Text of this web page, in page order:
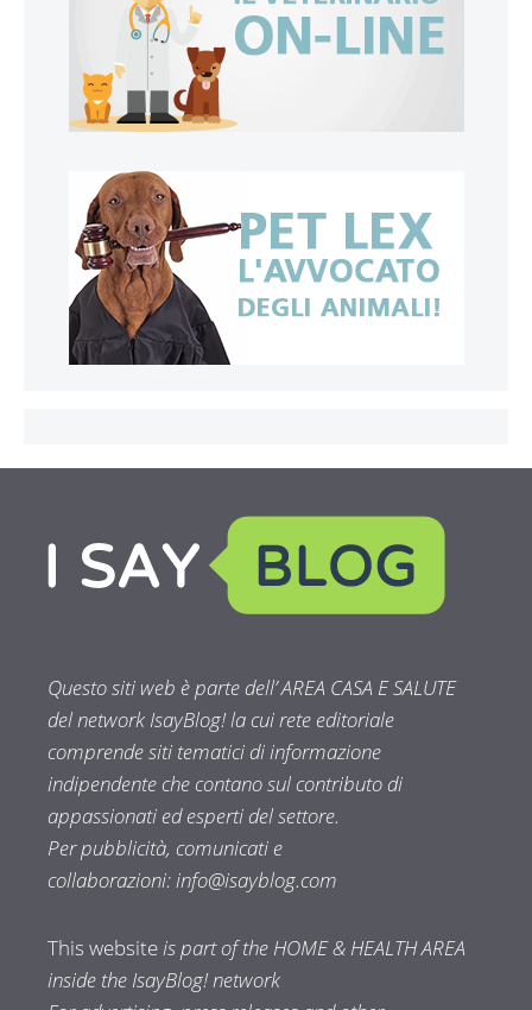
Questo siti web è parte dell’ AREA CASA E SALUTE
del network IsayBlog! la cui rete editoriale
comprende siti tematici di informazione
indipendente che contano sul contributo di
appassionati ed esperti del settore.
Per pubblicità, comunicati e
collaborazioni:info@isayblog.com
This websiteis part of the HOME & HEALTH AREA
inside the IsayBlog! network